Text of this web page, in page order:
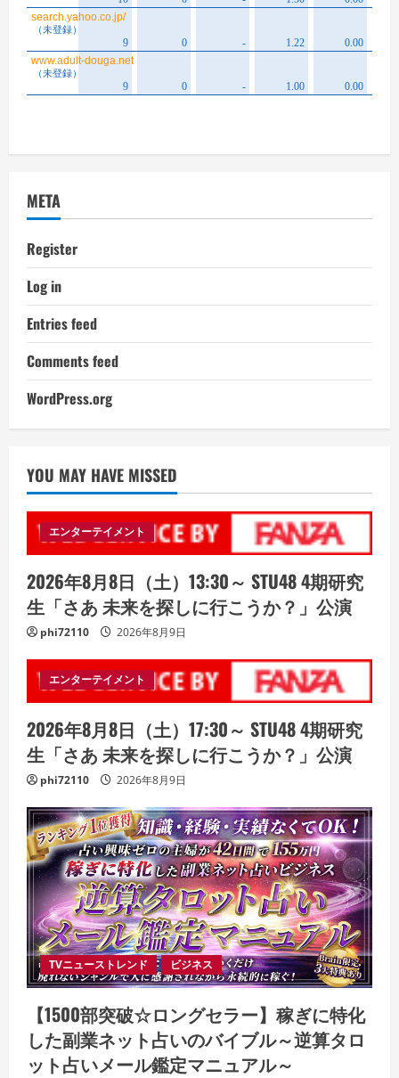
META
Register
Log in
Entries feed
Comments feed
WordPress.org
YOU MAY HAVE MISSED
エンターテイメント
2026年8月8日（土）13:30～ STU48 4期研究
生「さあ 未来を探しに行こうか？」公演
phi72110 2026年8月9日
エンターテイメント
2026年8月8日（土）17:30～ STU48 4期研究
生「さあ 未来を探しに行こうか？」公演
phi72110 2026年8月9日
TVニューストレンド ビジネス
【1500部突破☆ロングセラー】稼ぎに特化
した副業ネット占いのバイブル～逆算タロ
ット占いメール鑑定マニュアル～